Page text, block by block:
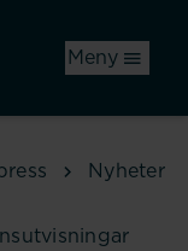
Meny
Nyheter